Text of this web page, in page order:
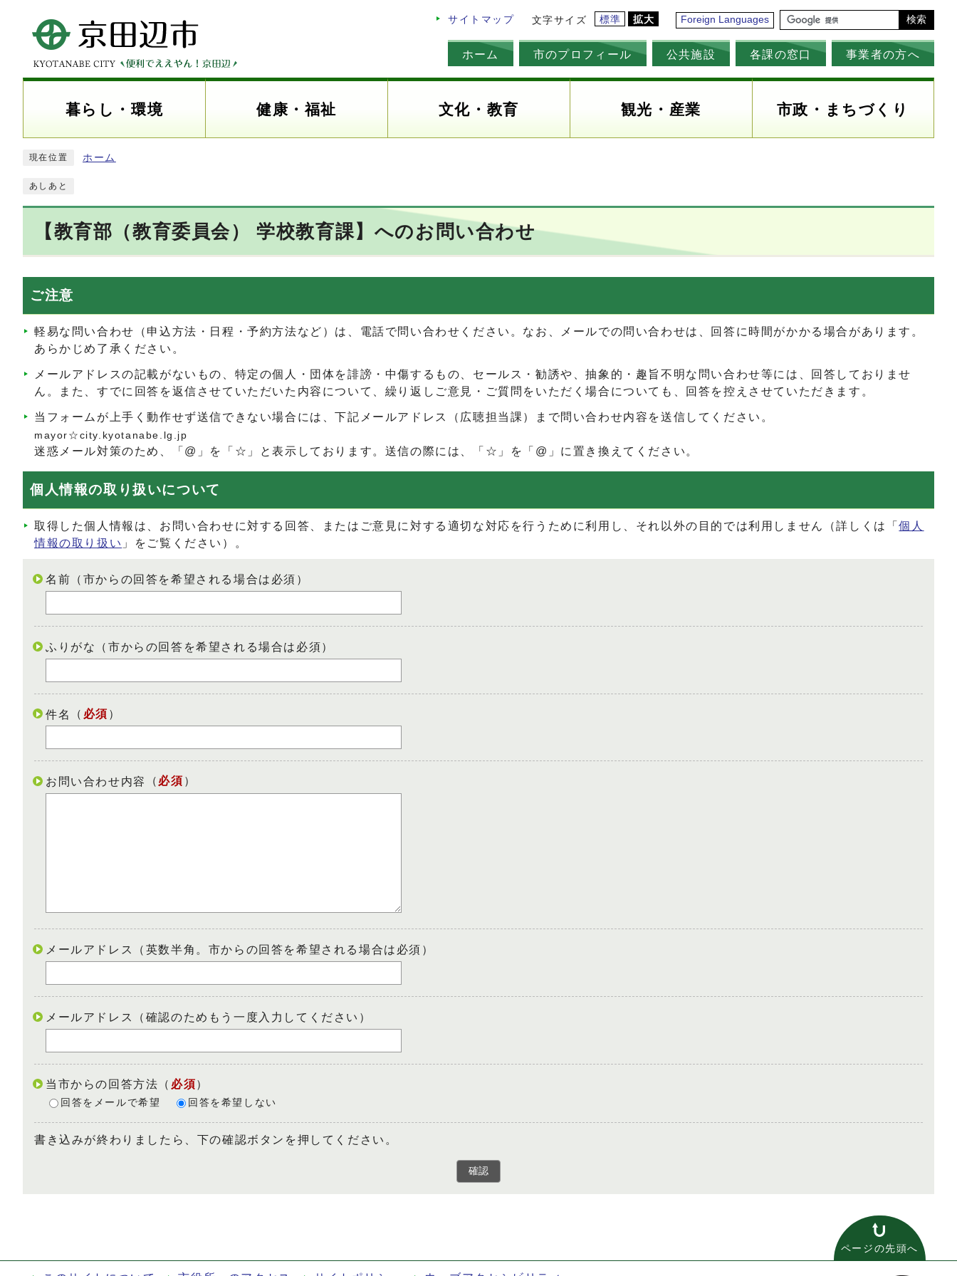
サイトマップ 文字サイズ 標準 拡大 Foreign Languages 検索
ホーム 市のプロフィール 公共施設 各課の窓口 事業者の方へ
暮らし・環境 健康・福祉 文化・教育 観光・産業 市政・まちづくり
現在位置 ホーム
あしあと
【教育部（教育委員会） 学校教育課】へのお問い合わせ
ご注意
軽易な問い合わせ（申込方法・日程・予約方法など）は、電話で問い合わせください。なお、メールでの問い合わせは、回答に時間がかかる場合があります。
あらかじめ了承ください。
メールアドレスの記載がないもの、特定の個人・団体を誹謗・中傷するもの、セールス・勧誘や、抽象的・趣旨不明な問い合わせ等には、回答しておりませ
ん。また、すでに回答を返信させていただいた内容について、繰り返しご意見・ご質問をいただく場合についても、回答を控えさせていただきます。
当フォームが上手く動作せず送信できない場合には、下記メールアドレス（広聴担当課）まで問い合わせ内容を送信してください。
mayor☆city.kyotanabe.lg.jp
迷惑メール対策のため、「@」を「☆」と表示しております。送信の際には、「☆」を「@」に置き換えてください。
個人情報の取り扱いについて
取得した個人情報は、お問い合わせに対する回答、またはご意見に対する適切な対応を行うために利用し、それ以外の目的では利用しません（詳しくは「個人
情報の取り扱い 」をご覧ください）。
名前（市からの回答を希望される場合は必須）
ふりがな（市からの回答を希望される場合は必須）
件名 （ 必須 ）
お問い合わせ内容 （ 必須 ）
メールアドレス（英数半角。市からの回答を希望される場合は必須）
メールアドレス（確認のためもう一度入力してください）
当市からの回答方法 （ 必須）
回答をメールで希望 回答を希望しない
書き込みが終わりましたら、下の確認ボタンを押してください。
確認
ページの先頭へ